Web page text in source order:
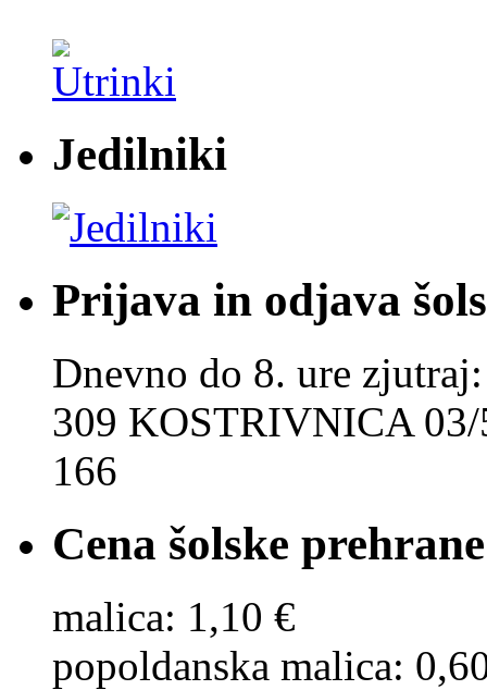
Jedilniki
Prijava in odjava
Dnevno do 8. ure
309 KOSTRIVNICA
166
Cena šolske prehrane
malica: 1,10 €
popoldanska malica: